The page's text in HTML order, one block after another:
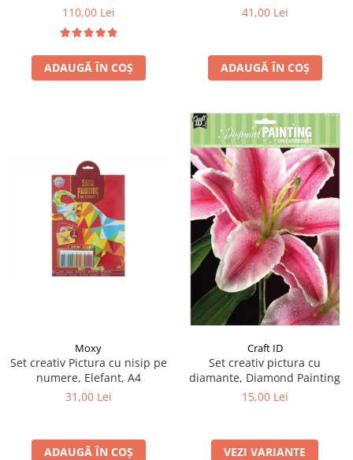
110,00 Lei
ADAUGĂ ÎN COȘ
41,00 Lei
ADAUGĂ ÎN COȘ
Moxy
Set creativ Pictura cu nisip pe
numere, Elefant, A4
31,00 Lei
ADAUGĂ ÎN COȘ
Craft ID
Set creativ pictura cu
diamante, Diamond Painting
15,00 Lei
VEZI VARIANTE